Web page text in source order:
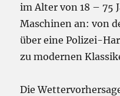
im Alter von 18 – 75
Maschinen an: von
über eine Polizei-
zu modernen
Die